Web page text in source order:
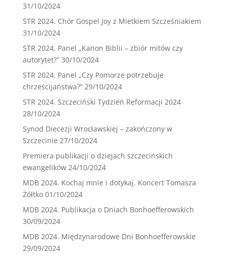
31/10/2024
STR 2024. Chór Gospel Joy z Mietkiem Szcześniakiem
31/10/2024
STR 2024. Panel „Kanon Biblii – zbiór mitów czy
autorytet?” 30/10/2024
STR 2024. Panel „Czy Pomorze potrzebuje
chrześcijaństwa?” 29/10/2024
STR 2024. Szczeciński Tydzień Reformacji 2024
28/10/2024
Synod Diecezji Wrocławskiej – zakończony w
Szczecinie 27/10/2024
Premiera publikacji o dziejach szczecińskich
ewangelików 24/10/2024
MDB 2024. Kochaj mnie i dotykaj. Koncert Tomasza
Żółtko 01/10/2024
MDB 2024. Publikacja o Dniach Bonhoefferowskich
30/09/2024
MDB 2024. Międzynarodowe Dni Bonhoefferowskie
29/09/2024